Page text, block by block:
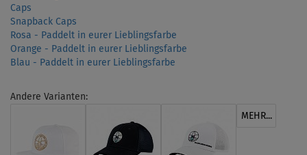
Caps
Snapback Caps
Rosa - Paddelt in eurer Lieblingsfarbe
Orange - Paddelt in eurer Lieblingsfarbe
Blau - Paddelt in eurer Lieblingsfarbe
Andere Varianten:
MEHR...